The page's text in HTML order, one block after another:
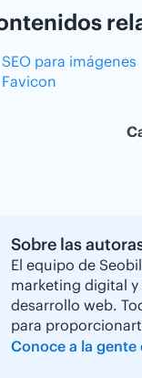
SEO para imágenes
Favicon
Sobre las
El equipo de
marketing digital y
desarrollo web.
para
Conoce a la gente